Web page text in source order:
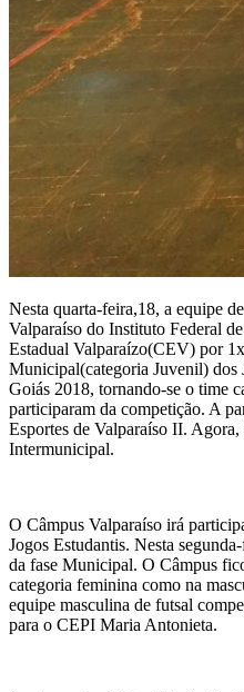
Nesta quarta-feira,18, a equipe
Valparaíso do Instituto Federal
Estadual Valparaízo(CEV) por
Municipal(categoria Juvenil) dos
Goiás 2018, tornando-se o time
participaram da competição. A
Esportes de Valparaíso II. Agora,
Intermunicipal.
O Câmpus Valparaíso irá
Jogos Estudantis. Nesta
da fase Municipal. O Câmpus
categoria feminina como na
equipe masculina de futsal
para o CEPI Maria Antonieta.